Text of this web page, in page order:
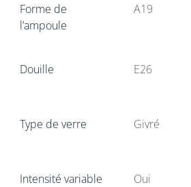
Forme de
l’ampoule
A19
Douille E26
Type de verre Givré
Intensité variable Oui